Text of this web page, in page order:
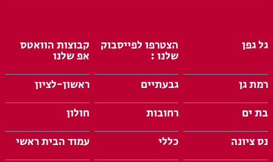
גל גפן הצטרפו לפייסבוק
שלנו :
קבוצות הוואטס
אפ שלנו
רמת גן
גבעתיים
ראשון-לציון
בת ים
רחובות
חולון
נס ציונה
כללי
עמוד הבית ראשי